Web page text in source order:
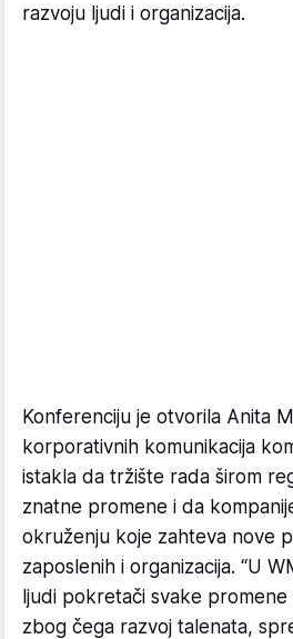
razvoju ljudi i organizacija.
Konferenciju je otvorila Anita
korporativnih komunikacija
istakla da tržište rada širom
znatne promene i da
okruženju koje zahteva nove
zaposlenih i organizacija. “U
ljudi pokretači svake promene
zbog čega razvoj talenata,